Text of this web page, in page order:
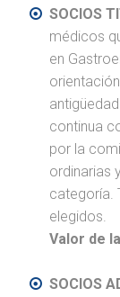
SOCIOS
médicos
en
continua
por la
ordinarias
categoría.
elegidos.
Valor de
SOCIOS